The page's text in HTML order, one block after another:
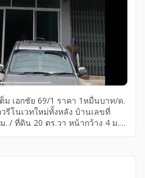
ม เอกชัย 69/1 ราคา 1หมื่นบาท/ด.
โนเวทใหม่ทั้งหลัง บ้านเลขที่
. / ที่ดิน 20 ตร.วา หน้ากว้าง 4 ม.
พร้อมโอน พื้นที่ไม่เคยน้ำท่วม […]